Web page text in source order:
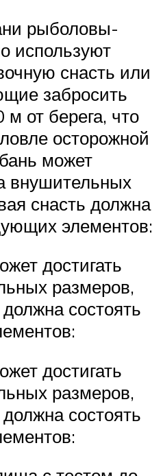
рыболовы-
используют
снасть или
забросить
м от берега, что
осторожной
может
внушительных
снасть должна
элементов:
достигать
размеров,
состоять
достигать
размеров,
состоять